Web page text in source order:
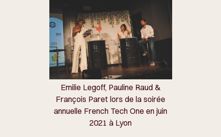
Emilie Legoff, Pauline Raud &
François Paret lors de la soirée
annuelle French Tech One en juin
2021 à Lyon